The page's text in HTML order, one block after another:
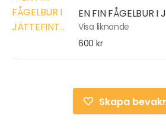
EN FIN FÅGELBUR I
Visa liknande
600 kr
Skapa